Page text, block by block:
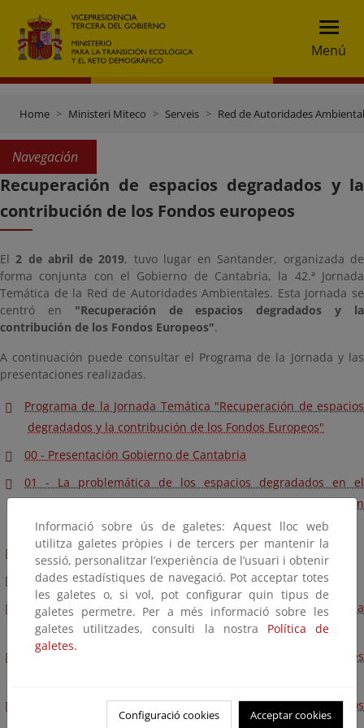
Menú
Home Ministeri Miteco Serveis Red de Autoridades
Navegación
Recuperación de espacios degradados y la
contribución de los Fondos europeos
El2 de abril de 2019, tuvo lugar en Santander, organizada de
forma conjunta con el Gobierno de Cantabria, la 42.ª Jornada
Temática de la Red de Autoridades Ambientales. Esta Jornada se
centró en "Recuperación de espacios degradados y la
contribución de los Fondos Europeos".
A continuación puede consultar el Programa de la Jornada y las
presentaciones realizadas.
Programa de la Jornada Temática "Recuperación de espacios
degradados y la contribución de los Fondos Europeos"
00 - Presentación Gobierno de Cantabria
01 - La problemática de los espacios degradados en el
contexto europeo y políticas de actuación de la Unión
Europea
02 - Restauración forestal en el PNAP
03 - Suelos contaminados
04 - Ejemplos de actuaciones cofinanciadas por FEDER para la
mejora de los espacios degradados
05 - Restauración de áreas dañadas por incendios forestales
06 - Contribución del FEMP a la recuperación de espacios
Informació sobre ús de galetes: Aquest lloc web
utilitza galetes pròpies i de tercers per mantenir la
sessió, personalitzar l’experiència de l’usuari i obtenir
dades estadístiques de navegació. Pot acceptar totes
les galetes o, si vol, pot configurar quin tipus de
galetes permetre. Per a més informació sobre les
galetes utilitzades, consulti la nostra Política de
galetes.
Configuració cookies Acceptar cookies